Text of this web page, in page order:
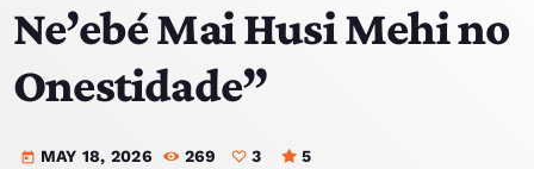
EKIPA
TOP 15
PODCAST SIRA
Ne’ebé Mai Husi Mehi no
Onestidade”
today MAY 18, 2026 269 3 5